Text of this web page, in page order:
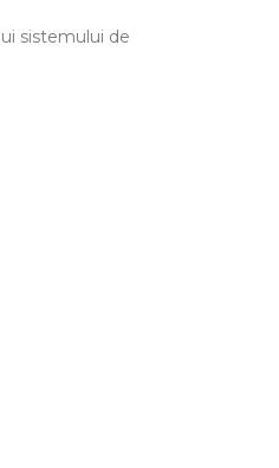
sistemului de